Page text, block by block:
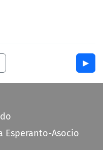
▶︎
Esperanto-Asocio